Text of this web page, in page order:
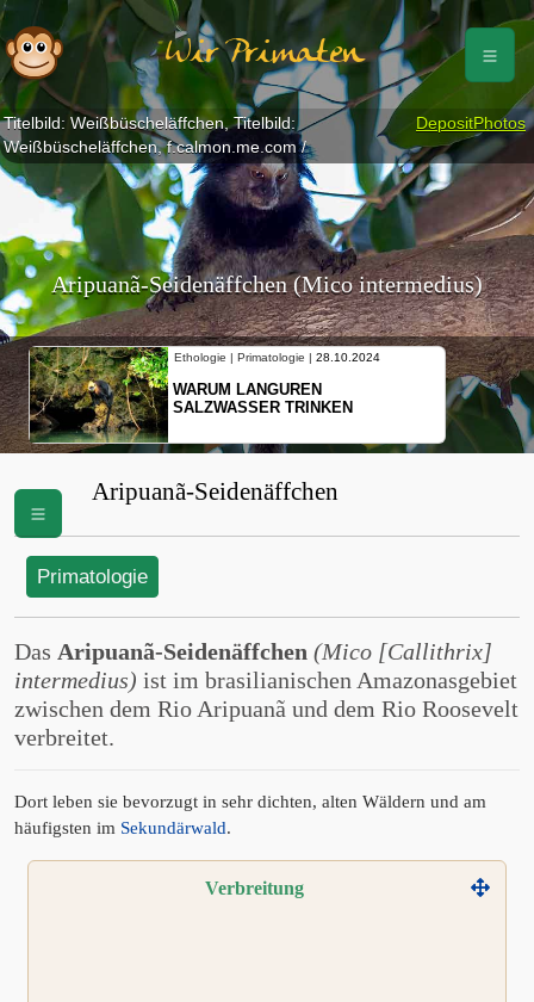
Wir Primaten
Aripuanã-Seidenäffchen (Mico intermedius)
Ethologie | Primatologie | 28.10.2024
WARUM LANGUREN
SALZWASSER TRINKEN
Titelbild: Weißbüscheläffchen, Titelbild:
Weißbüscheläffchen, f.calmon.me.com /
DepositPhotos
Aripuanã-Seidenäffchen
Primatologie
Das Aripuanã-Seidenäffchen (Mico [Callithrix]
intermedius) ist im brasilianischen Amazonasgebiet
zwischen dem Rio Aripuanã und dem Rio Roosevelt
verbreitet.
Dort leben sie bevorzugt in sehr dichten, alten Wäldern und am
häufigsten im Sekundärwald.
Verbreitung